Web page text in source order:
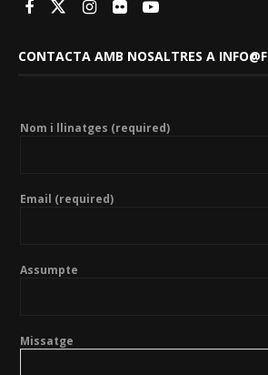
CONTACTA AMB NOSALTRES A
Nom i llinatges (required)
Email (required)
Assumpte
Missatge